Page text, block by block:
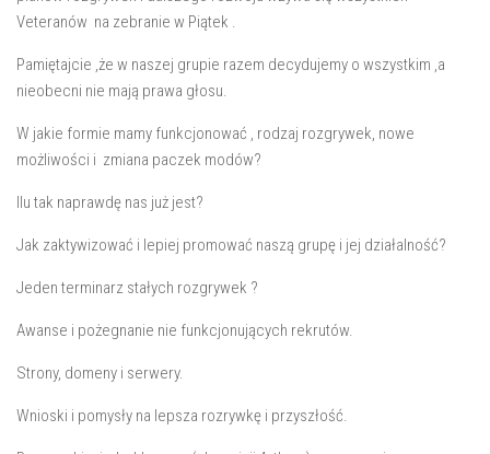
Veteranów na zebranie w Piątek .
Pamiętajcie ,że w naszej grupie razem decydujemy o wszystkim ,a
nieobecni nie mają prawa głosu.
W jakie formie mamy funkcjonować , rodzaj rozgrywek, nowe
możliwości i zmiana paczek modów?
Ilu tak naprawdę nas już jest?
Jak zaktywizować i lepiej promować naszą grupę i jej działalność?
Jeden terminarz stałych rozgrywek ?
Awanse i pożegnanie nie funkcjonujących rekrutów.
Strony, domeny i serwery.
Wnioski i pomysły na lepsza rozrywkę i przyszłość.